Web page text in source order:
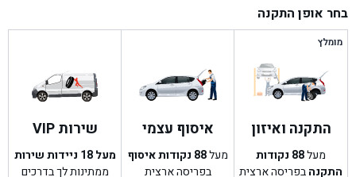
המקורי
היה:
הנוכחי
הוא:
בחר אופן התקנה
מומלץ
התקנה ואיזון
מעל88 נקודות
התקנהבפריסה ארצית
איסוף עצמי
מעל88 נקודות איסוף
בפריסה ארצית
שירות VIP
מעל 18 ניידות שירות
ממתינות לך בדרכים